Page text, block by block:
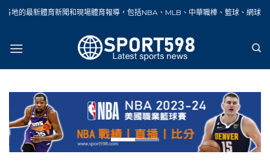
Skip和現場體育報導，包括NBA、MLB、中華職棒、籃球、網球、足球、賽車、自